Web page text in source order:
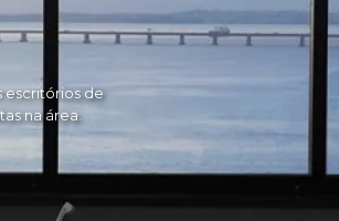
escritórios de
na área.